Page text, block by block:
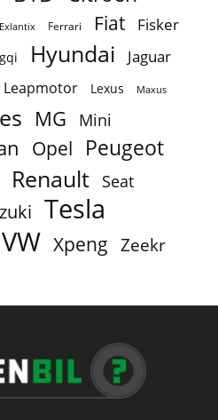
Exlantix Ferrari Fiat Fisker
Hyundai Jaguar
Leapmotor Lexus Maxus
MG Mini
Opel Peugeot
Renault Seat
Tesla
VW Xpeng Zeekr